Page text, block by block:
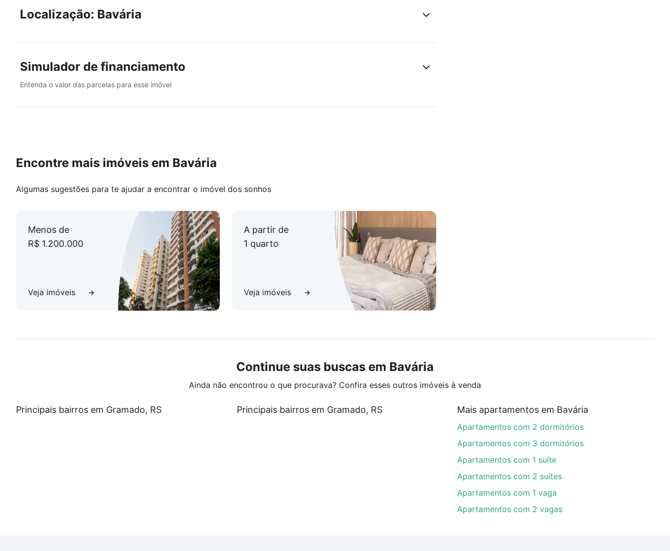
Localização: Bavária
Simulador de financiamento
Entenda o valor das parcelas para esse imóvel
Encontre mais imóveis em Bavária
Algumas sugestões para te ajudar a encontrar o imóvel dos sonhos
Menos de
R$ 1.200.000
Veja imóveis
A partir de
1 quarto
Veja imóveis
Continue suas buscas em Bavária
Ainda não encontrou o que procurava? Confira esses outros imóveis à venda
Principais bairros em Gramado, RS Principais bairros em Gramado, RS Mais apartamentos em Bavária
Apartamentos com 2 dormitórios
Apartamentos com 3 dormitórios
Apartamentos com 1 suíte
Apartamentos com 2 suítes
Apartamentos com 1 vaga
Apartamentos com 2 vagas